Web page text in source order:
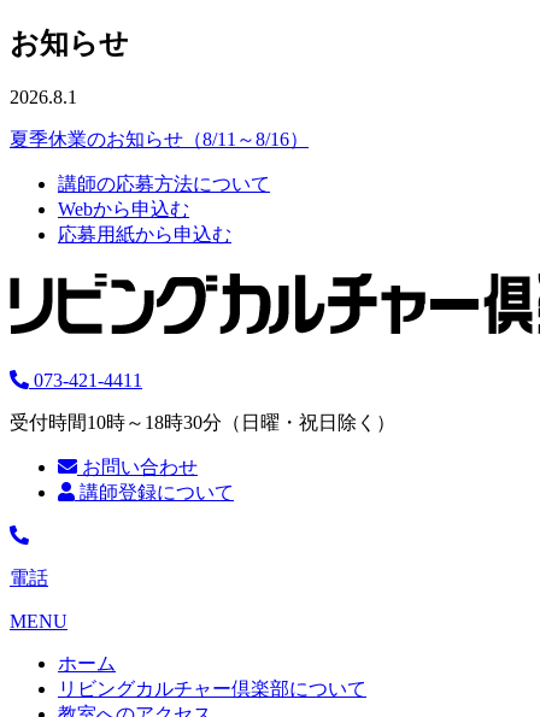
お知らせ
2026.8.1
夏季休業のお知らせ（8/11～8/16）
講師の応募方法について
Webから申込む
応募用紙から申込む
073-421-4411
受付時間10時～18時30分（日曜・祝日除く）
お問い合わせ
講師登録について
電話
MENU
ホーム
リビングカルチャー倶楽部について